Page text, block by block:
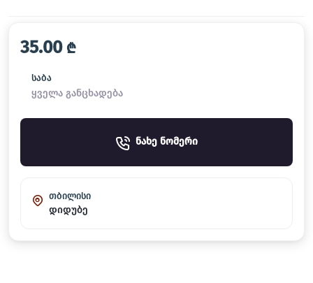
35.00 ₾
საბა
ყველა განცხადება
ნახე ნომერი
თბილისი
დიდუბე